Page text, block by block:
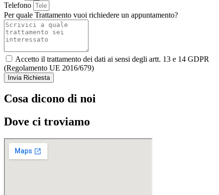
Telefono
Per quale Trattamento vuoi richiedere un appuntamento?
Accetto il trattamento dei dati ai sensi degli artt. 13 e 14 GDPR
(Regolamento UE 2016/679)
Invia Richiesta
Cosa dicono di noi
Dove ci troviamo